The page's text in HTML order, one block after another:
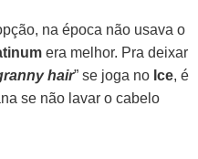
na época não usava o
era melhor. Pra deixar
hair” se joga no Ice, é
se não lavar o cabelo